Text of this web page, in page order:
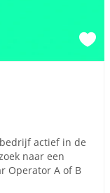
actief in de
naar een
Operator A of B